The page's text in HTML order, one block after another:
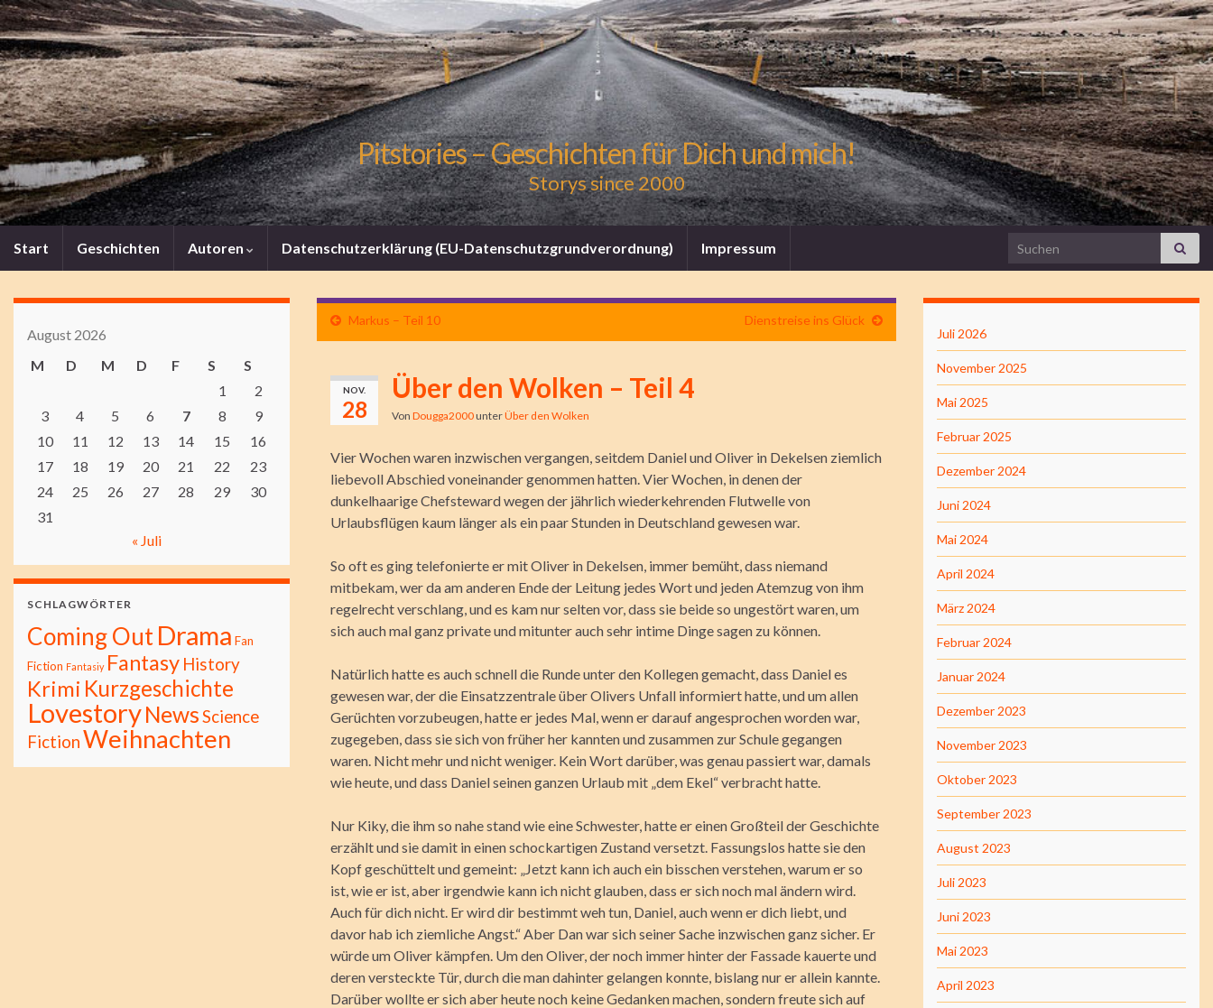
Pitstories – Geschichten für Dich und mich!
Storys since 2000
Start Geschichten Autoren Datenschutzerklärung (EU-Datenschutzgrundverordnung) Impressum Search for:
Markus – Teil 10 Dienstreise ins Glück
NOV.
28
Über den Wolken – Teil 4
Von Dougga2000unterÜber den Wolken
Vier Wochen waren inzwischen vergangen, seitdem Daniel und Oliver in Dekelsen ziemlich
liebevoll Abschied voneinander genommen hatten. Vier Wochen, in denen der
dunkelhaarige Chefsteward wegen der jährlich wiederkehrenden Flutwelle von
Urlaubsflügen kaum länger als ein paar Stunden in Deutschland gewesen war.
So oft es ging telefonierte er mit Oliver in Dekelsen, immer bemüht, dass niemand
mitbekam, wer da am anderen Ende der Leitung jedes Wort und jeden Atemzug von ihm
regelrecht verschlang, und es kam nur selten vor, dass sie beide so ungestört waren, um
sich auch mal ganz private und mitunter auch sehr intime Dinge sagen zu können.
Natürlich hatte es auch schnell die Runde unter den Kollegen gemacht, dass Daniel es
gewesen war, der die Einsatzzentrale über Olivers Unfall informiert hatte, und um allen
Gerüchten vorzubeugen, hatte er jedes Mal, wenn er darauf angesprochen worden war,
zugegeben, dass sie sich von früher her kannten und zusammen zur Schule gegangen
waren. Nicht mehr und nicht weniger. Kein Wort darüber, was genau passiert war, damals
wie heute, und dass Daniel seinen ganzen Urlaub mit „dem Ekel“ verbracht hatte.
Nur Kiky, die ihm so nahe stand wie eine Schwester, hatte er einen Großteil der Geschichte
erzählt und sie damit in einen schockartigen Zustand versetzt. Fassungslos hatte sie den
Kopf geschüttelt und gemeint: „Jetzt kann ich auch ein bisschen verstehen, warum er so
ist, wie er ist, aber irgendwie kann ich nicht glauben, dass er sich noch mal ändern wird.
Auch für dich nicht. Er wird dir bestimmt weh tun, Daniel, auch wenn er dich liebt, und
davor hab ich ziemliche Angst.“ Aber Dan war sich seiner Sache inzwischen ganz sicher. Er
würde um Oliver kämpfen. Um den Oliver, der noch immer hinter der Fassade kauerte und
deren versteckte Tür, durch die man dahinter gelangen konnte, bislang nur er allein kannte.
Darüber wollte er sich aber heute noch keine Gedanken machen, sondern freute sich auf
August 2026
M
D M D F S
S
1
2
3
4 5 6 7 8
9
10
11 12 13 14 15
16
17
18 19 20 21 22
23
24
25 26 27 28 29
30
31
« Juli
SCHLAGWÖRTER
Coming OutDrama Fan
Fiction Fantasiy Fantasy History
Krimi Kurzgeschichte
LovestoryNewsScience
FictionWeihnachten
Juli 2026
November 2025
Mai 2025
Februar 2025
Dezember 2024
Juni 2024
Mai 2024
April 2024
März 2024
Februar 2024
Januar 2024
Dezember 2023
November 2023
Oktober 2023
September 2023
August 2023
Juli 2023
Juni 2023
Mai 2023
April 2023